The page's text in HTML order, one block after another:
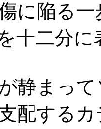
に陥る一
十二分
静まっ
配する